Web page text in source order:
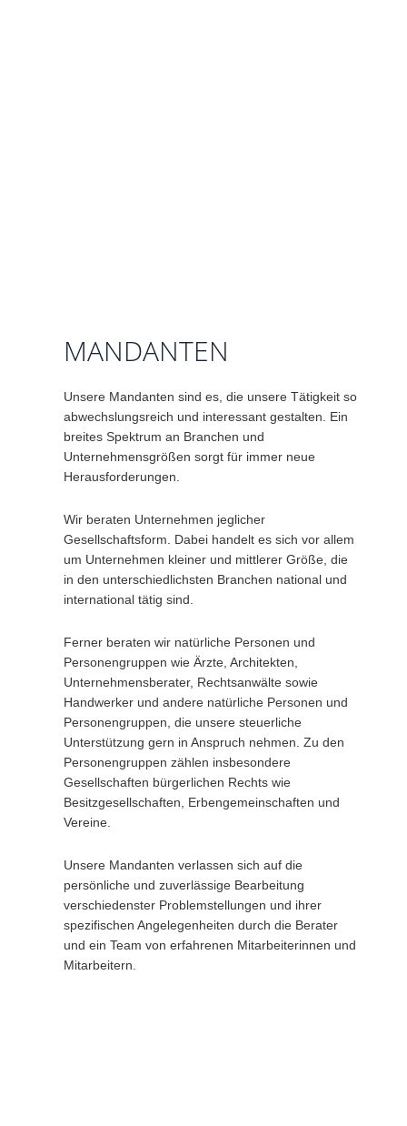
MANDANTEN
Unsere Mandanten sind es, die unsere Tätigkeit so
abwechslungsreich und interessant gestalten. Ein
breites Spektrum an Branchen und
Unternehmensgrößen sorgt für immer neue
Herausforderungen.
Wir beraten Unternehmen jeglicher
Gesellschaftsform. Dabei handelt es sich vor allem
um Unternehmen kleiner und mittlerer Größe, die
in den unterschiedlichsten Branchen national und
international tätig sind.
Ferner beraten wir natürliche Personen und
Personengruppen wie Ärzte, Architekten,
Unternehmensberater, Rechtsanwälte sowie
Handwerker und andere natürliche Personen und
Personengruppen, die unsere steuer­liche
Unterstützung gern in Anspruch nehmen. Zu den
Personengruppen zählen insbesondere
Gesellschaften bürgerlichen Rechts wie
Besitzgesellschaften, Erbengemeinschaften und
Vereine.
Unsere Mandanten verlassen sich auf die
persönliche und zuverlässige Bearbeitung
verschiedenster Problemstellungen und ihrer
spezifischen Angelegenheiten durch die Berater
und ein Team von erfahrenen Mitarbeiterinnen und
Mitarbeitern.